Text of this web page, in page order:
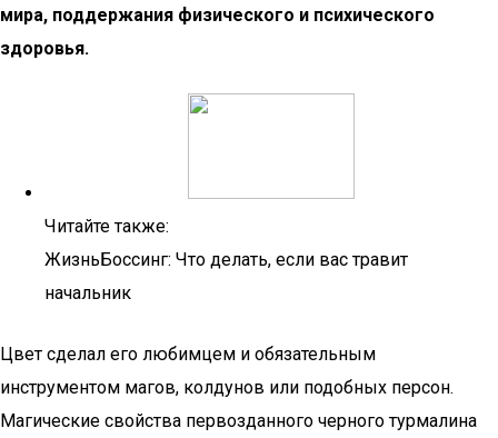
мира, поддержания физического и психического
здоровья.
Читайте также:
ЖизньБоссинг: Что делать, если вас травит
начальник
Цвет сделал его любимцем и обязательным
инструментом магов, колдунов или подобных персон.
Магические свойства первозданного черного турмалина